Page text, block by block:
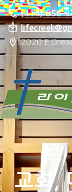
S
k
i
p
t
o
c
o
n
t
e
(414) 856-
2020 E
교회,